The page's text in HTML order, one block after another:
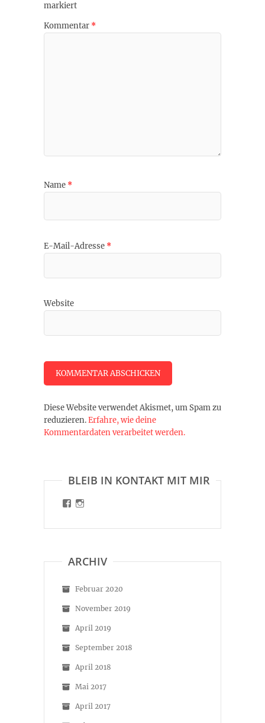
markiert
Kommentar *
Name *
E-Mail-Adresse *
Website
Diese Website verwendet Akismet, um Spam zu
reduzieren.Erfahre, wie deine
Kommentardaten verarbeitet werden.
BLEIB IN KONTAKT MIT MIR
Profil
aufauf
ARCHIV
Februar 2020
November 2019
April 2019
September 2018
April 2018
Mai 2017
April 2017